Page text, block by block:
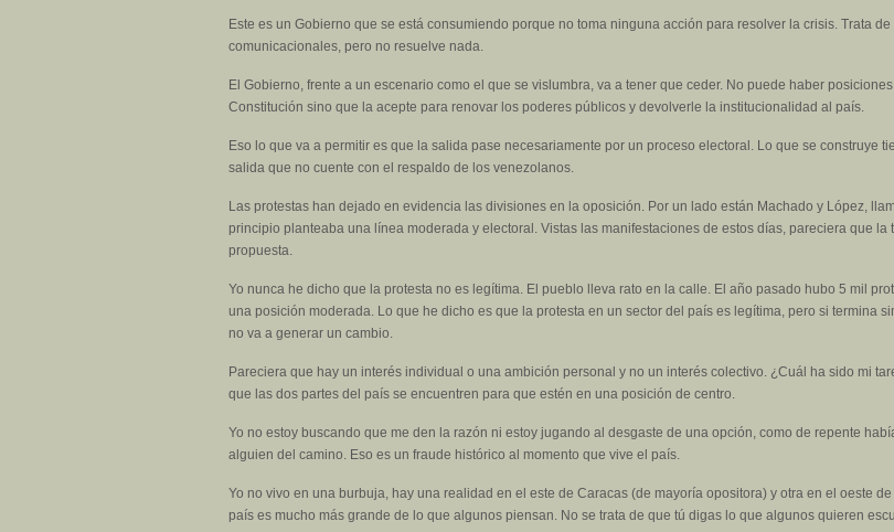
Este es un Gobierno que se está consumiendo porque no toma ninguna acción para resolver la crisis. Trata
comunicacionales, pero no resuelve nada.
El Gobierno, frente a un escenario como el que se vislumbra, va a tener que ceder. No puede haber
Constitución sino que la acepte para renovar los poderes públicos y devolverle la institucionalidad al país.
Eso lo que va a permitir es que la salida pase necesariamente por un proceso electoral. Lo que se construye
salida que no cuente con el respaldo de los venezolanos.
Las protestas han dejado en evidencia las divisiones en la oposición. Por un lado están Machado y López,
principio planteaba una línea moderada y electoral. Vistas las manifestaciones de estos días, pareciera que
propuesta.
Yo nunca he dicho que la protesta no es legítima. El pueblo lleva rato en la calle. El año pasado hubo 5 mil
una posición moderada. Lo que he dicho es que la protesta en un sector del país es legítima, pero si termina
no va a generar un cambio.
Pareciera que hay un interés individual o una ambición personal y no un interés colectivo. ¿Cuál ha sido mi
que las dos partes del país se encuentren para que estén en una posición de centro.
Yo no estoy buscando que me den la razón ni estoy jugando al desgaste de una opción, como de repente
alguien del camino. Eso es un fraude histórico al momento que vive el país.
Yo no vivo en una burbuja, hay una realidad en el este de Caracas (de mayoría opositora) y otra en el oeste
país es mucho más grande de lo que algunos piensan. No se trata de que tú digas lo que algunos quieren